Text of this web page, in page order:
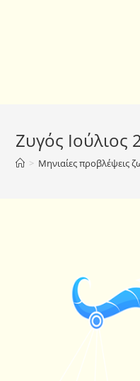
Ζυγός Ιούλιος
> Μηνιαίες προβλέψεις